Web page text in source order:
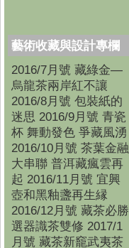
藝術收藏與設計專欄
2016/7月號 藏綠金—
烏龍茶兩岸紅不讓
2016/8月號 包裝紙的
迷思 2016/9月號 青瓷
杯 舞動發色 爭藏風湧
2016/10月號 茶葉金融
大串聯 普洱藏瘋雲再
起 2016/11月號 宜興
壺和黑釉盞再生縁
2016/12月號 藏茶必勝
選器識茶雙修 2017/1
月號 藏茶新竉武夷茶